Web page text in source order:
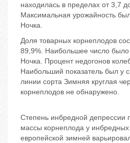
находилась в пределах от 3,7
Максимальная урожайность
Ночка.
Доля товарных корнеплодов
89,9%. Наибольшее число было
Ночка. Процент недогонов
Наибольший показатель был у
линии сорта Зимняя круглая
корнеплодов не обнаружено.
Степень инбредной депрессии
массы корнеплода у
европейской зимней